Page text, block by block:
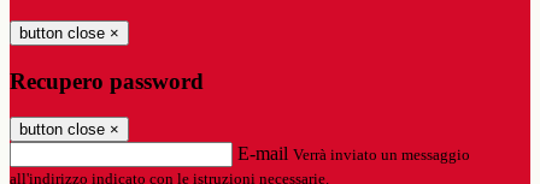
button close ×
Recupero password
button close ×
E-mail Verrà inviato un messaggio
all'indirizzo indicato con le istruzioni necessarie.